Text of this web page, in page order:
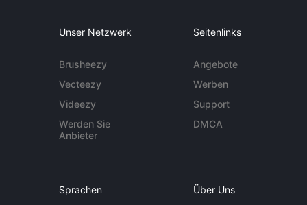
Unser Netzwerk
Brusheezy
Vecteezy
Videezy
Werden Sie
Anbieter
Seitenlinks
Angebote
Werben
Support
DMCA
Sprachen Über Uns